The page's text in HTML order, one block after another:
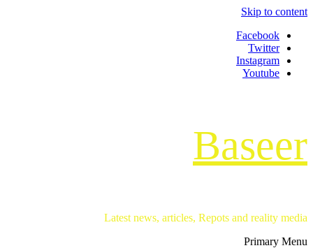
Skip to content
Facebook
Twitter
Instagram
Youtube
Baseer
Latest news, articles, Repots and reality media
Primary Menu